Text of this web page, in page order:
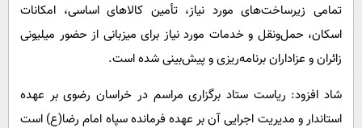
تمامی زیرساخت‌های مورد نیاز، تأمین کالاهای اساسی، امکانات
اسکان، حمل‌ونقل و خدمات مورد نیاز برای میزبانی از حضور میلیونی
زائران و عزاداران برنامه‌ریزی و پیش‌بینی شده است.
شاد افزود: ریاست ستاد برگزاری مراسم در خراسان رضوی بر عهده
استاندار و مدیریت اجرایی آن بر عهده فرمانده سپاه امام رضا(ع) است